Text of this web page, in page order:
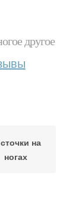
другое
на
ногах